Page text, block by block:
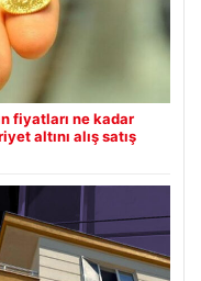
fiyatları ne kadar
altını alış satış